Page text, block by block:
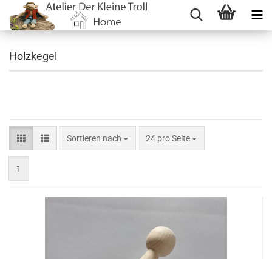
Holzkegel
Sortieren nach
Sortieren nach 24 pro Seite
pro Seite
1